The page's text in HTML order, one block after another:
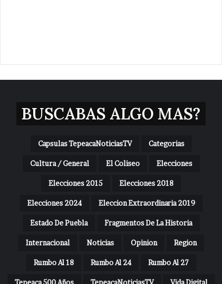
BUSCABAS ALGO MAS?
Capsulas TepeacaNoticiasTV Categorias
Cultura / General El Coliseo Elecciones
Elecciones 2015 Elecciones 2018
Elecciones 2024 Eleccion Extraordinaria 2019
Estado De Puebla Fragmentos De La Historia
Internacional Noticias Opinion Region
Rumbo Al 18 Rumbo Al 24 Rumbo Al 27